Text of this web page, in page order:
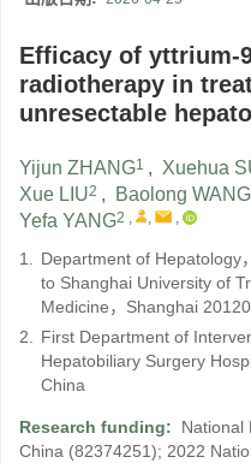
Efficacy of yttrium-
radiotherapy in
unresectable
Yijun ZHANG1 , Xuehua
Xue LIU2 , Baolong WANG
Yefa YANG2 , , ,
1. Department of Hepatology
to Shanghai University of
Medicine，Shanghai
2. First Department of
Hepatobiliary Surgery
China
Research funding:
National
China (82374251); 2022